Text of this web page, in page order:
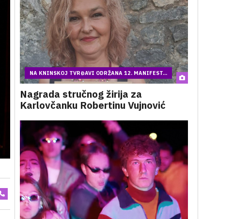
NA KNINSKOJ TVRĐAVI ODRŽANA 12. MANIFEST...
Nagrada stručnog žirija za
Karlovčanku Robertinu Vujnović